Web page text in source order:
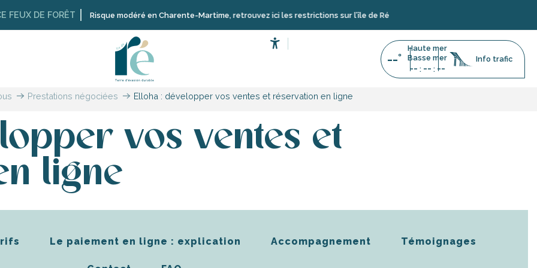
FORÊT Risque modéré en Charente-Martime, retrouvez ici les restrictions sur l’île de Ré
--°
Haute mer
Basse mer
-- : -- : --
Info trafic
Prestations négociées Elloha : développer vos ventes et réservation en ligne
vos ventes et
ligne
Le paiement en ligne : explication Accompagnement Témoignages